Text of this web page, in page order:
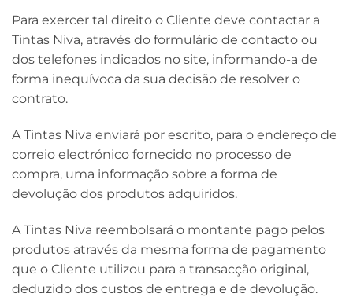
Para exercer tal direito o Cliente deve contactar a
Tintas Niva, através do formulário de contacto ou
dos telefones indicados no site, informando-a de
forma inequívoca da sua decisão de resolver o
contrato.
A Tintas Niva enviará por escrito, para o endereço de
correio electrónico fornecido no processo de
compra, uma informação sobre a forma de
devolução dos produtos adquiridos.
A Tintas Niva reembolsará o montante pago pelos
produtos através da mesma forma de pagamento
que o Cliente utilizou para a transacção original,
deduzido dos custos de entrega e de devolução.